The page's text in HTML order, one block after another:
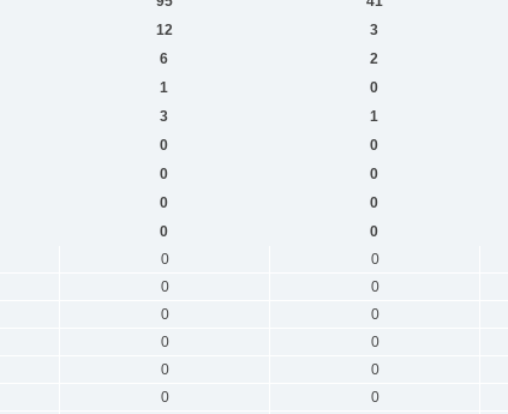
12 3
6 2
1 0
3 1
0 0
0 0
0 0
0 0
0 0
0 0
0 0
0 0
0 0
0 0